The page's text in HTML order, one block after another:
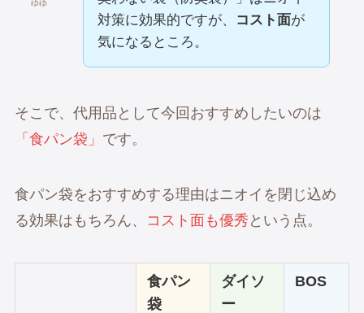
ゆゆ
対策に効果的ですが、
コスト面が
気になるところ。
そこで、代用品として今回おすすめしたいのは
「食パン袋」 です。
食パン袋をおすすめする理由はニオイを閉じ込め
る効果はもちろん、
コスト面も優秀 という点。
食パン
袋
ダイソ
ー
BOS